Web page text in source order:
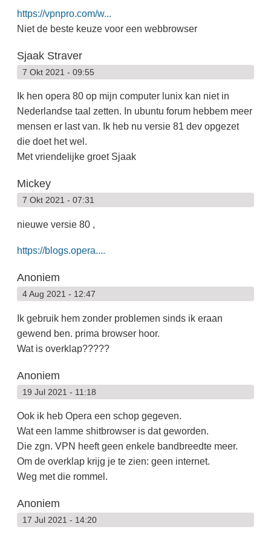
https://vpnpro.com/w...
Niet de beste keuze voor een webbrowser
Sjaak Straver
7 Okt 2021 - 09:55
Ik hen opera 80 op mijn computer lunix kan niet in
Nederlandse taal zetten. In ubuntu forum hebbem meer
mensen er last van. Ik heb nu versie 81 dev opgezet
die doet het wel.
Met vriendelijke groet Sjaak
Mickey
7 Okt 2021 - 07:31
nieuwe versie 80 ,
https://blogs.opera....
Anoniem
4 Aug 2021 - 12:47
Ik gebruik hem zonder problemen sinds ik eraan
gewend ben. prima browser hoor.
Wat is overklap?????
Anoniem
19 Jul 2021 - 11:18
Ook ik heb Opera een schop gegeven.
Wat een lamme shitbrowser is dat geworden.
Die zgn. VPN heeft geen enkele bandbreedte meer.
Om de overklap krijg je te zien: geen internet.
Weg met die rommel.
Anoniem
17 Jul 2021 - 14:20